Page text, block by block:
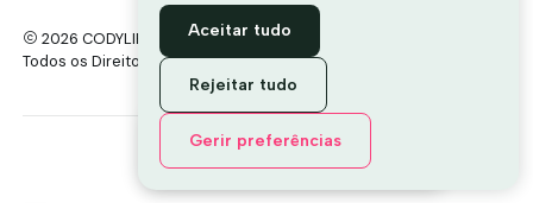
2026 CODYLIFE-PORTUGAL.
Todos os Direitos Reservados.Com tecnologia Jumpseller
Envie-nos uma mensagem de
Aceitar tudo
Rejeitar tudo
Gerir preferências